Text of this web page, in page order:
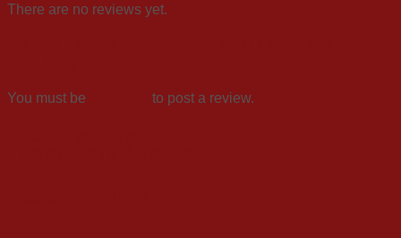
There are no reviews yet.
You must be to post a review.